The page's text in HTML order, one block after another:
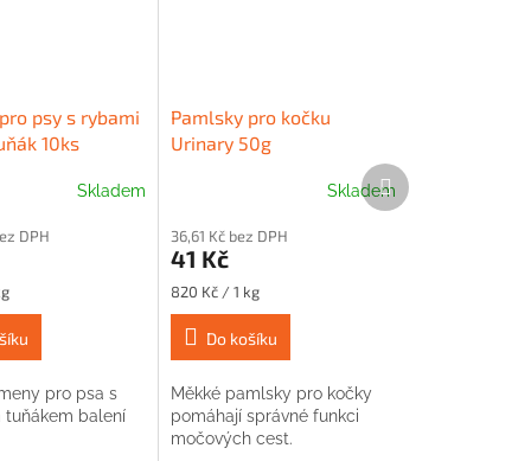
psy s rybami
10ks
Skladem
DPH
pro psa s
tuňákem balení
Pamlsky pro kočku
Urinary 50g
Skladem
36,61 Kč bez DPH
41 Kč
Měrná
cena:
820 Kč / 1 kg
Do košíku
Měkké pamlsky pro kočky
pomáhají správné funkci
močových cest.
Další
produkt